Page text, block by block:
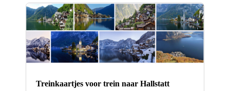
Treinkaartjes voor trein naar Hallstatt